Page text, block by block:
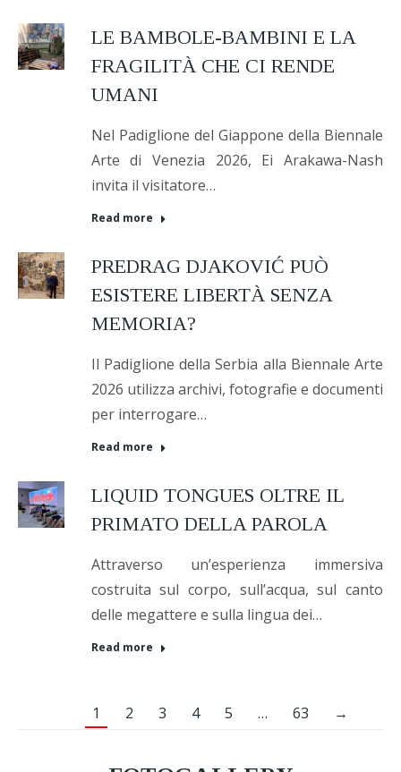
LE BAMBOLE-BAMBINI E LA
FRAGILITÀ CHE CI RENDE
UMANI
Nel Padiglione del Giappone della Biennale
Arte di Venezia 2026, Ei Arakawa-Nash
invita il visitatore…
Read more
PREDRAG DJAKOVIĆ PUÒ
ESISTERE LIBERTÀ SENZA
MEMORIA?
Il Padiglione della Serbia alla Biennale Arte
2026 utilizza archivi, fotografie e documenti
per interrogare…
Read more
LIQUID TONGUES OLTRE IL
PRIMATO DELLA PAROLA
Attraverso un’esperienza immersiva
costruita sul corpo, sull’acqua, sul canto
delle megattere e sulla lingua dei…
Read more
1 2 3 4 5 … 63 →